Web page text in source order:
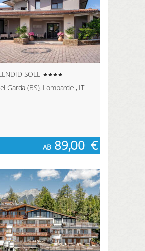
SOLE
Garda (BS), Lombardei, IT
AB 89,00 €